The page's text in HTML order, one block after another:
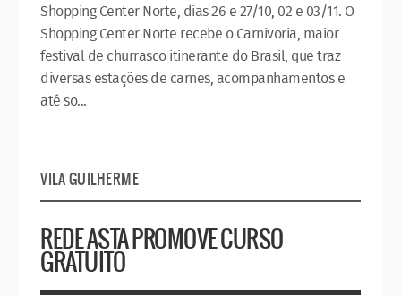
Shopping Center Norte, dias 26 e 27/10, 02 e 03/11. O
Shopping Center Norte recebe o Carnivoria, maior
festival de churrasco itinerante do Brasil, que traz
diversas estações de carnes, acompanhamentos e
até so...
VILA GUILHERME
REDE ASTA PROMOVE CURSO
GRATUITO